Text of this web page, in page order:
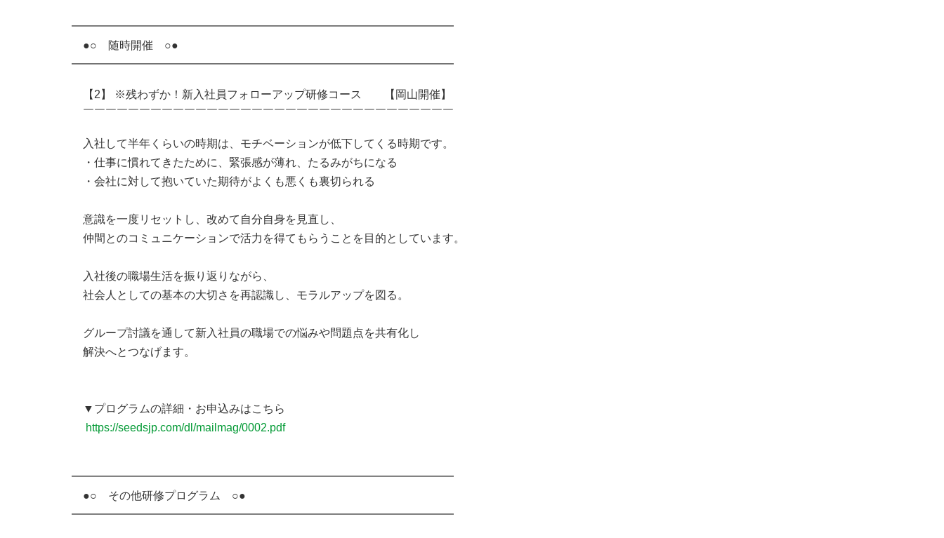
━━━━━━━━━━━━━━━━━━━━━━━━━━━━━━━━━━
●○ 随時開催 ○●
━━━━━━━━━━━━━━━━━━━━━━━━━━━━━━━━━━
【2】 ※残わずか！新入社員フォローアップ研修コース 【岡山開催】
￣￣￣￣￣￣￣￣￣￣￣￣￣￣￣￣￣￣￣￣￣￣￣￣￣￣￣￣￣￣￣￣￣
入社して半年くらいの時期は、モチベーションが低下してくる時期です。
・仕事に慣れてきたために、緊張感が薄れ、たるみがちになる
・会社に対して抱いていた期待がよくも悪くも裏切られる
意識を一度リセットし、改めて自分自身を見直し、
仲間とのコミュニケーションで活力を得てもらうことを目的としています。
入社後の職場生活を振り返りながら、
社会人としての基本の大切さを再認識し、モラルアップを図る。
グループ討議を通して新入社員の職場での悩みや問題点を共有化し
解決へとつなげます。
▼プログラムの詳細・お申込みはこちら
https://seedsjp.com/dl/mailmag/0002.pdf
━━━━━━━━━━━━━━━━━━━━━━━━━━━━━━━━━━
●○ その他研修プログラム ○●
━━━━━━━━━━━━━━━━━━━━━━━━━━━━━━━━━━